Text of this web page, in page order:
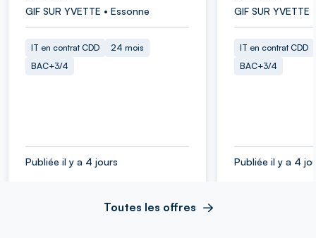
GIF SUR YVETTE • Essonne
IT en contrat CDD
24 mois
BAC+3/4
Publiée il y a 4 jours
GIF SUR YVETTE
IT en contrat CDD
BAC+3/4
Publiée il y a 4
Toutes les offres